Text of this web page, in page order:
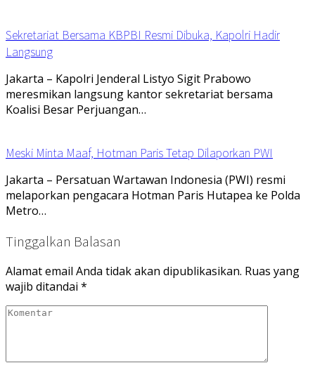
Sekretariat Bersama KBPBI Resmi Dibuka, Kapolri Hadir
Langsung
Jakarta – Kapolri Jenderal Listyo Sigit Prabowo
meresmikan langsung kantor sekretariat bersama
Koalisi Besar Perjuangan…
Meski Minta Maaf, Hotman Paris Tetap Dilaporkan PWI
Jakarta – Persatuan Wartawan Indonesia (PWI) resmi
melaporkan pengacara Hotman Paris Hutapea ke Polda
Metro…
Tinggalkan Balasan
Alamat email Anda tidak akan dipublikasikan. Ruas yang
wajib ditandai *